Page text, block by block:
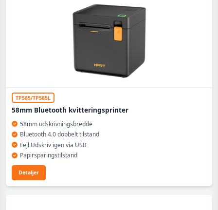
TP585/TP585L
58mm Bluetooth kvitteringsprinter
58mm udskrivningsbredde
Bluetooth 4.0 dobbelt tilstand
Fejl Udskriv igen via USB
Papirsparingstilstand
Detaljer